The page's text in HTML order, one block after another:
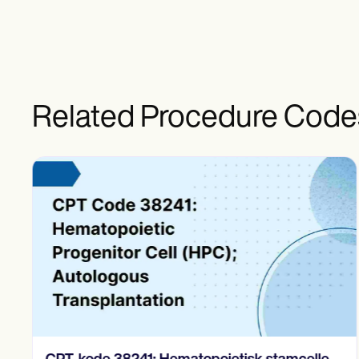
Related Procedure